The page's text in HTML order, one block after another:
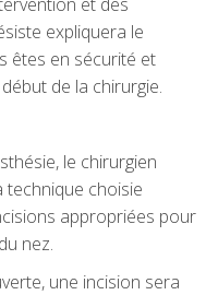
expliquera le
êtes en sécurité et
de la chirurgie.
le chirurgien
technique choisie
appropriées pour
nez.
une incision sera